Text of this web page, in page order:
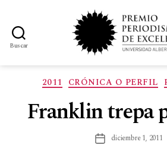
Buscar
2011 CRÓNICA O PERFIL
Franklin trepa
diciembre 1, 2011